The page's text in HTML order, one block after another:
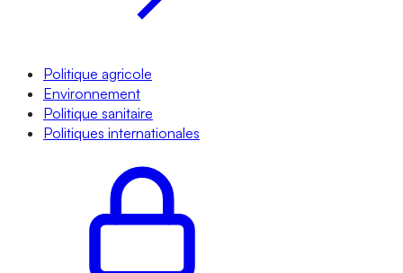
Politique agricole
Environnement
Politique sanitaire
Politiques internationales